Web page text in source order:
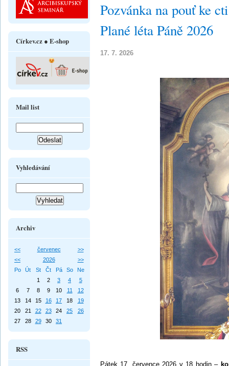
Pozvánka na pouť ke
Plané léta Páně 2026
17. 7. 2026
Pátek 17. července 2026 v 18 hodin –
Církev.cz ● E-shop
Mail list
Vyhledávání
Archiv
<< červenec
>>
<<
2026
>>
Po
Út St Čt Pá So
Ne
1
2 3 4
5
6
7 8 9 10 11
12
13
14 15 16 17 18
19
20
21 22 23 24 25
26
27
28 29 30 31
RSS